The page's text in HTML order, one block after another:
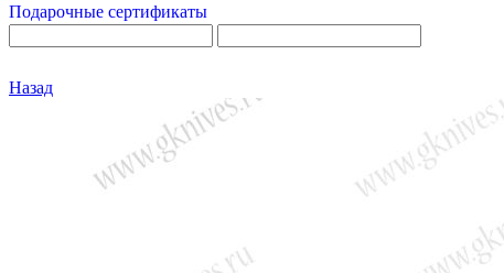
Подарочные сертификаты
Назад